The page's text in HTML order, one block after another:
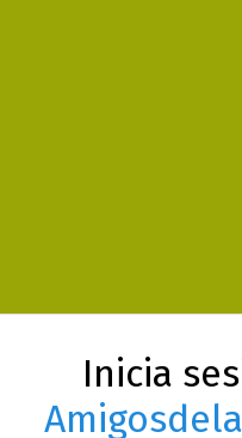
Inicia